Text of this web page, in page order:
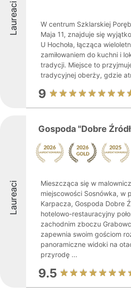
Laureaci
W centrum Szklarskiej
Maja 11, znajduje się
U Hochoła, łącząca
zamiłowaniem do kuchni i
tradycji. Miejsce to
tradycyjnej oberży, gdzie
9
Laureaci
Gospoda "Dobre
Mieszcząca się w
miejscowości Sosnówka, w
Karpacza, Gospoda Dobre
hotelowo-restauracyjny
zachodnim zboczu
zapewnia swoim gościom
panoramiczne widoki na
przyrodę ...
9.5